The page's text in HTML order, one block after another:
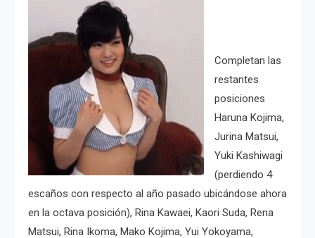
Completan las
restantes
posiciones
Haruna Kojima,
Jurina Matsui,
Yuki Kashiwagi
(perdiendo 4
escaños con respecto al año pasado ubicándose ahora
en la octava posición), Rina Kawaei, Kaori Suda, Rena
Matsui, Rina Ikoma, Mako Kojima, Yui Yokoyama,